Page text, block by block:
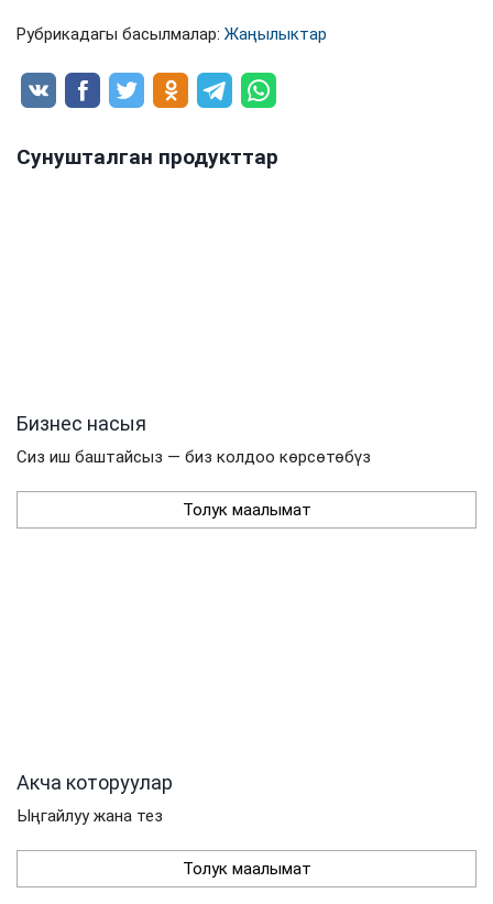
Рубрикадагы басылмалар: Жаңылыктар
Сунушталган продукттар
Бизнес насыя
Сиз иш баштайсыз — биз колдоо көрсөтөбүз
Толук маалымат
Акча которуулар
Ыңгайлуу жана тез
Толук маалымат